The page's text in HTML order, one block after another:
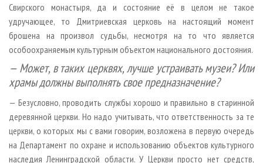
Свирского монастыря, да и состояние её в целом не такое
удручающее, то Дмитриевская церковь на настоящий момент
брошена на произвол судьбы, несмотря на то что является
особоохраняемым культурным объектом национального достояния.
— Может, в таких церквях, лучше устраивать музеи? Или
храмы должны выполнять свое предназначение?
— Безусловно, проводить службы хорошо и правильно в старинной
деревянной церкви. Но надо учитывать, что ответственность за те
церкви, о которых мы с вами говорим, возложена в первую очередь
на Департамент по охране и использованию объектов культурного
наследия Ленинградской области. У Церкви просто нет средств,